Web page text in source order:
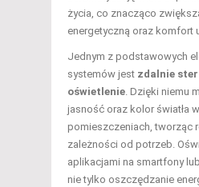
życia, co znacząco
energetyczną oraz komfort
Jednym z podstawowych
systemów jest zdalnie
oświetlenie. Dzięki niemu
jasność oraz kolor światła
pomieszczeniach, tworząc
zależności od potrzeb.
aplikacjami na smartfony
nie tylko oszczędzanie